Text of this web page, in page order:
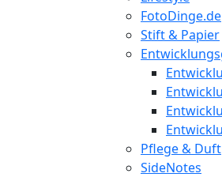
FotoDinge.de
Stift & Papier
Pflege & Duft
SideNotes